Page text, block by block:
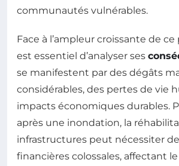
communautés vulnérables.
Face à l’ampleur croissante de
est essentiel d’analyser ses
se manifestent par des dégâts
considérables, des pertes de vie
impacts économiques durables.
après une inondation, la
infrastructures peut nécessiter
financières colossales, affectant le